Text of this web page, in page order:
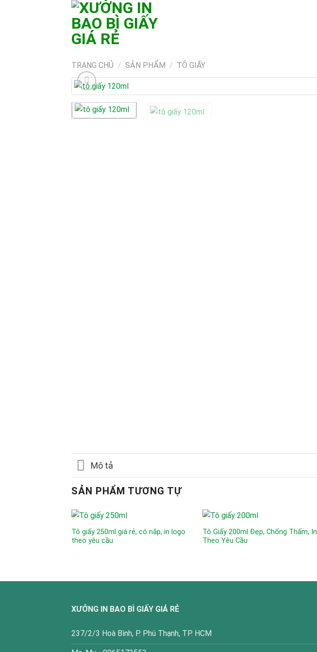
TRANG CHỦ / SẢN PHẨM / TÔ GIẤY
Mô tả
SẢN PHẨM TƯƠNG TỰ
Tô giấy 250ml giá rẻ, có nắp, in logo
theo yêu cầu
Tô Giấy 200ml Đẹp, Chống Thấm, In
Theo Yêu Cầu
XƯỞNG IN BAO BÌ GIẤY GIÁ RẺ
237/2/3 Hoà Bình, P. Phú Thạnh, TP. HCM